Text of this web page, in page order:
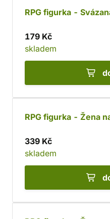
RPG figurka -
179 Kč
skladem
RPG figurka - Žena
339 Kč
skladem